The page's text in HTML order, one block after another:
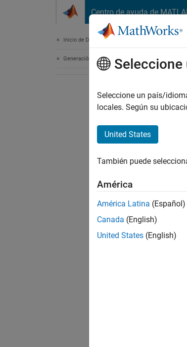
Centro de ayuda de
Inicio de Documentación
Generación de código
Seleccione un país/
locales. Según su
United States
También puede
América
América Latina (Español)
Canada (English)
United States (English)